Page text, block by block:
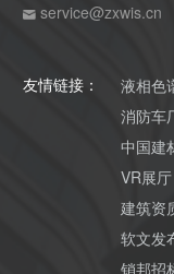
service@zxwis.cn
友情链接： 液相色
消防车
中国建
VR展厅
建筑资
软文发
销邦招